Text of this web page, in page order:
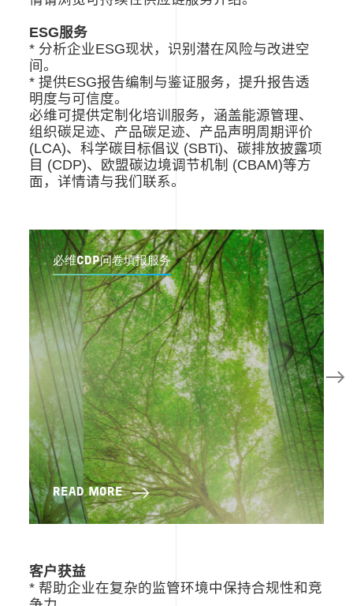
ESG服务
* 分析企业ESG现状，识别潜在风险与改进空
间。
* 提供ESG报告编制与鉴证服务，提升报告透
明度与可信度。
必维可提供定制化培训服务，涵盖能源管理、
组织碳足迹、产品碳足迹、产品声明周期评价
(LCA)、科学碳目标倡议 (SBTi)、碳排放披露项
目 (CDP)、欧盟碳边境调节机制 (CBAM)等方
面，详情请与我们联系。
必维CDP问卷填报服务
READ MORE
客户获益
* 帮助企业在复杂的监管环境中保持合规性和竞